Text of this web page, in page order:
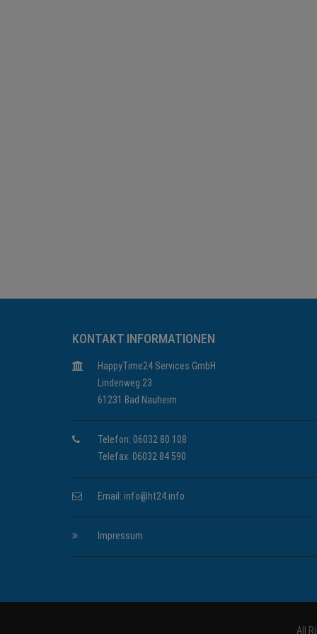
KONTAKT INFORMATIONEN
HappyTime24 Services GmbH
Lindenweg 23
61231 Bad Nauheim
Telefon: 06032 80 108
Telefax: 06032 84 590
Email: info@ht24.info
Impressum
All